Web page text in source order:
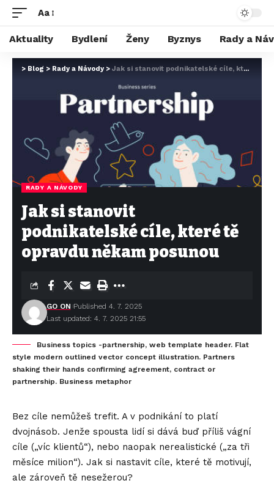
Aa
Aktuality Bydlení Ženy Byznys Rady a
> Blog > Rady a Návody > Jak si stanovit podnikatelské cíle, které tě opravdu někam posunou
RADY A NÁVODY
Jak si stanovit
podnikatelské cíle, které tě
opravdu někam posunou
Last updated: 4. 7. 2025 21:55
GO ON Published 4. 7. 2025
Business topics -partnership, web template header. Flat
style modern outlined vector concept illustration. Partners
shaking their hands confirming agreement, contract or
partnership. Business metaphor
Bez cíle nemůžeš trefit. A v podnikání to platí
dvojnásob. Jenže spousta lidí si dává buď příliš vágní
cíle („víc klientů“), nebo naopak nerealistické („za tři
měsíce milion“). Jak si nastavit cíle, které tě motivují,
ale zároveň tě nesežerou?